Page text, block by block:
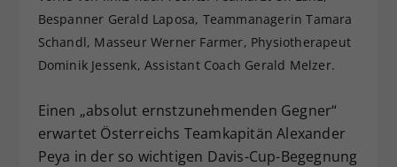
Bespanner Gerald Laposa, Teammanagerin Tamara
Schandl, Masseur Werner Farmer, Physiotherapeut
Dominik Jessenk, Assistant Coach Gerald Melzer.
Einen „absolut ernstzunehmenden Gegner“
erwartet Österreichs Teamkapitän Alexander
Peya in der so wichtigen Davis-Cup-Begegnung
Dieser Wert speichert Ihre Consent-
Einstellungen. Unter anderem eine
zufällig generierte ID, für die
Webseiten-Betreiber dies eingestellt
hat.